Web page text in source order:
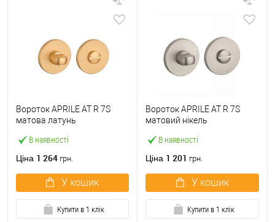
В наявності
Вороток APRILE AT R 7S
матова латунь
Ціна 1 264 грн.
У кошик
Купити в 1 клік
В наявності
Вороток APRILE AT R 7S
матовий нікель
Ціна 1 201 грн.
У кошик
Купити в 1 клік